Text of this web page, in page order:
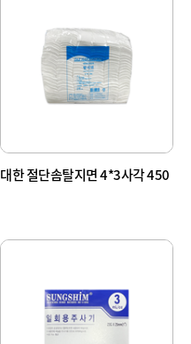
대한 절단솜탈지면 4*3사각 450